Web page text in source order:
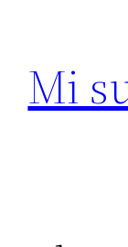
contenido
Mi